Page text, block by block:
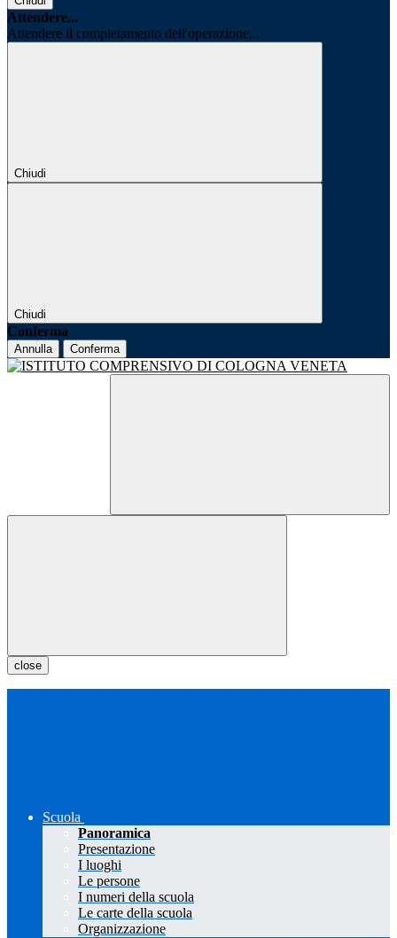
Attendere...
Attendere il completamento dell'operazione...
Chiudi
Chiudi
Conferma
Annulla Conferma
close
Scuola
Panoramica
Presentazione
I luoghi
Le persone
I numeri della scuola
Le carte della scuola
Organizzazione